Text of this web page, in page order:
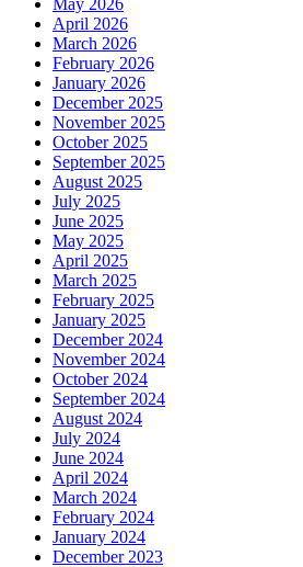
May 2026
April 2026
March 2026
February 2026
January 2026
December 2025
November 2025
October 2025
September 2025
August 2025
July 2025
June 2025
May 2025
April 2025
March 2025
February 2025
January 2025
December 2024
November 2024
October 2024
September 2024
August 2024
July 2024
June 2024
April 2024
March 2024
February 2024
January 2024
December 2023